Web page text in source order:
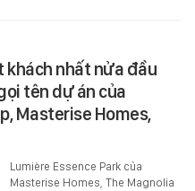
khách nhất nửa đầu
tên dự án của
Masterise Homes,
Lumière Essence Park của
Masterise Homes, The Magnolia